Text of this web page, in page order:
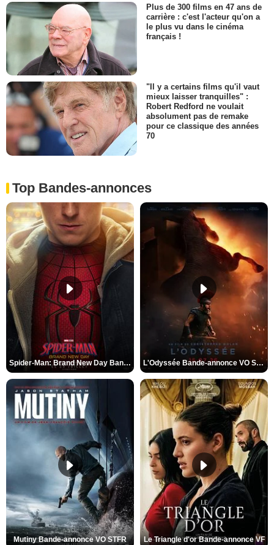
Plus de 300 films en 47 ans de
carrière : c'est l'acteur qu'on a
le plus vu dans le cinéma
français !
"Il y a certains films qu'il vaut
mieux laisser tranquilles" :
Robert Redford ne voulait
absolument pas de remake
pour ce classique des années
70
Top Bandes-annonces
Spider-Man: Brand New Day Bande-annonce VO STFR L'Odyssée Bande-annonce VO STFR
Mutiny Bande-annonce VO STFR Le Triangle d'or Bande-annonce VF